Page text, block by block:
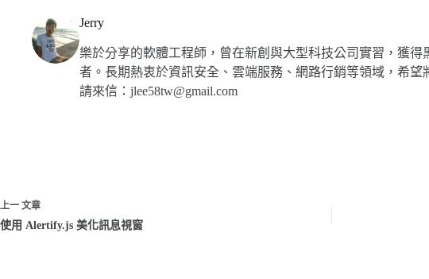
Jerry
樂於分享的軟體工程師，曾在新創與大型科技公司實習，獲
者。長期熱衷於資訊安全、雲端服務、網路行銷等領域，希
請來信：jlee58tw@gmail.com
上一 文章
使用 Alertify.js 美化訊息視窗